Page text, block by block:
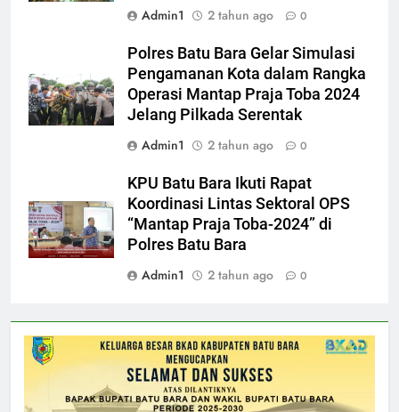
Admin1
2 tahun ago 0
Polres Batu Bara Gelar Simulasi
Pengamanan Kota dalam Rangka
Operasi Mantap Praja Toba 2024
Jelang Pilkada Serentak
Admin1
2 tahun ago 0
KPU Batu Bara Ikuti Rapat
Koordinasi Lintas Sektoral OPS
“Mantap Praja Toba-2024” di
Polres Batu Bara
Admin1
2 tahun ago 0